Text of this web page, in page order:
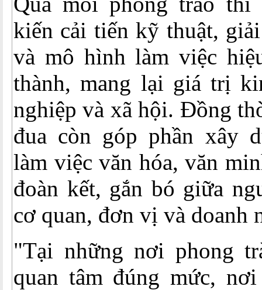
kiến cải tiến kỹ thuật,
và mô hình làm việc
thành, mang lại giá trị
nghiệp và xã hội. Đồng
đua còn góp phần xây
làm việc văn hóa, văn
đoàn kết, gắn bó giữa
cơ quan, đơn vị và doanh
"Tại những nơi phong
quan tâm đúng mức,